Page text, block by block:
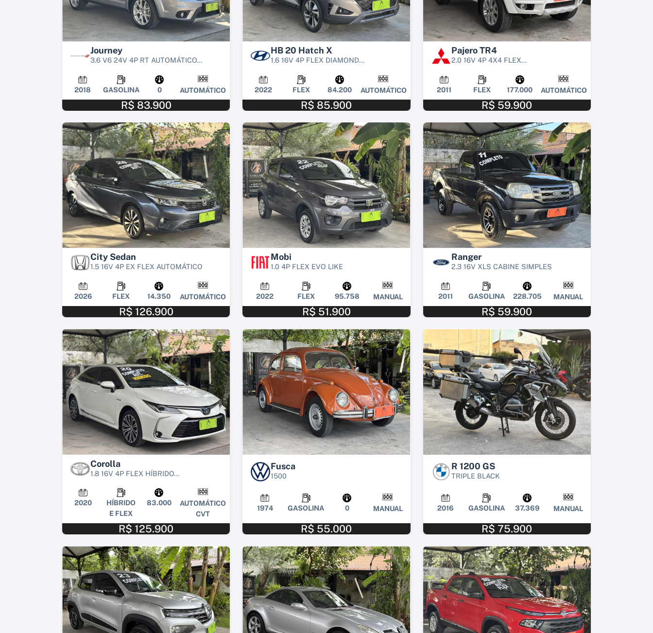
Journey
3.6 V6 24V 4P RT AUTOMÁTICO...
2018 GASOLINA 0 AUTOMÁTICO
R$ 83.900
HB 20 Hatch X
1.6 16V 4P FLEX DIAMOND...
2022 FLEX 84.200 AUTOMÁTICO
R$ 85.900
Pajero TR4
2.0 16V 4P 4X4 FLEX...
2011 FLEX 177.000 AUTOMÁTICO
R$ 59.900
City Sedan
1.5 16V 4P EX FLEX AUTOMÁTICO
2026 FLEX 14.350 AUTOMÁTICO
R$ 126.900
Mobi
1.0 4P FLEX EVO LIKE
2022 FLEX 95.758 MANUAL
R$ 51.900
Ranger
2.3 16V XLS CABINE SIMPLES
2011 GASOLINA 228.705 MANUAL
R$ 59.900
Corolla
1.8 16V 4P FLEX HÍBRIDO...
2020
HÍBRIDO
E FLEX
83.000
AUTOMÁTICO
CVT
R$ 125.900
Fusca
1500
1974 GASOLINA 0 MANUAL
R$ 55.000
R 1200 GS
TRIPLE BLACK
2016 GASOLINA 37.369 MANUAL
R$ 75.900